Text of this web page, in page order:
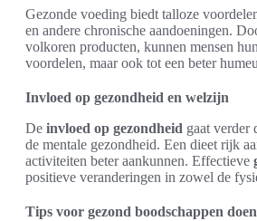
Gezonde voeding biedt talloze
en andere chronische aandoeningen.
volkoren producten, kunnen mensen
voordelen, maar ook tot een beter
Invloed op gezondheid en welzijn
De invloed op gezondheid gaat verder
de mentale gezondheid. Een dieet rijk
activiteiten beter aankunnen. Effectieve
positieve veranderingen in zowel de
Tips voor gezond boodschappen doen